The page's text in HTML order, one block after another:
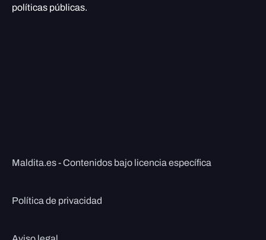
políticas públicas.
Maldita.es - Contenidos bajo licencia específica
Política de privacidad